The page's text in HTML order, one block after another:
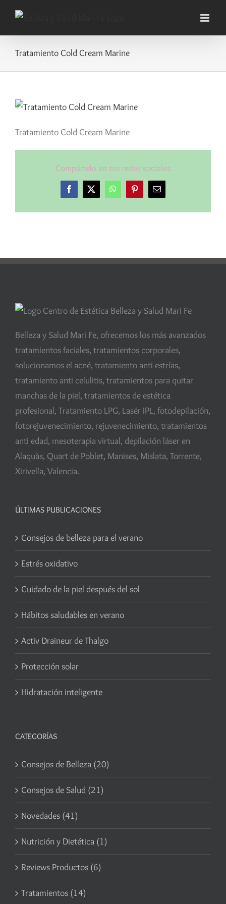
contenido
Tratamiento Cold Cream Marine
Tratamiento Cold Cream Marine
Compártelo en tus redes sociales
Facebook
X WhatsAppPinterestCorreo
Belleza y Salud Mari Fe, ofrecemos los más avanzados
tratamientos faciales, tratamientos corporales,
solucionamos el acné, tratamiento anti estrías,
tratamiento anti celulitis, tratamientos para quitar
manchas de la piel, tratamientos de estética
profesional, Tratamiento LPG, Lasér IPL, fotodepilación,
fotorejuvenecimiento, rejuvenecimiento, tratamientos
anti edad, mesoterapia virtual, depilación láser en
Alaquàs, Quart de Poblet, Manises, Mislata, Torrente,
Xirivella, Valencia.
ÚLTIMAS PUBLICACIONES
Consejos de belleza para el verano
Estrés oxidativo
Cuidado de la piel después del sol
Hábitos saludables en verano
Activ Draineur de Thalgo
Protección solar
Hidratación inteligente
CATEGORÍAS
Consejos de Belleza (20)
Consejos de Salud (21)
Novedades (41)
Nutrición y Dietética (1)
Reviews Productos (6)
Tratamientos (14)